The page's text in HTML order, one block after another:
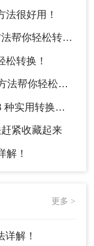
法很好用！
你轻松转换！
松转换！
你轻松转换!
保留原文档格式！
紧收藏起来
解！
更多 >
解！